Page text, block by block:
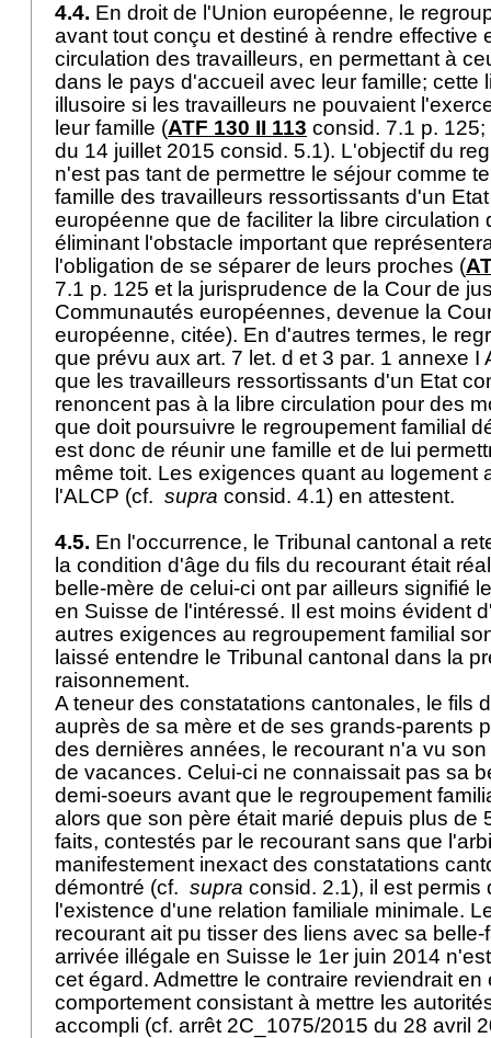
4.4. En droit de l'Union européenne, le
avant tout conçu et destiné à rendre effective
circulation des travailleurs, en permettant à
dans le pays d'accueil avec leur famille; cette
illusoire si les travailleurs ne pouvaient
leur famille (ATF 130 II 113 consid. 7.1 p.
du 14 juillet 2015 consid. 5.1). L'objectif du
n'est pas tant de permettre le séjour comme
famille des travailleurs ressortissants d'un
européenne que de faciliter la libre circulation
éliminant l'obstacle important que
l'obligation de se séparer de leurs proches (
7.1 p. 125 et la jurisprudence de la Cour de
Communautés européennes, devenue la
européenne, citée). En d'autres termes, le
que prévu aux art. 7 let. d et 3 par. 1 annexe I
que les travailleurs ressortissants d'un Etat
renoncent pas à la libre circulation pour des
que doit poursuivre le regroupement familial
est donc de réunir une famille et de lui
même toit. Les exigences quant au logement
l'ALCP (cf. supra consid. 4.1) en attestent.
4.5. En l'occurrence, le Tribunal cantonal a
la condition d'âge du fils du recourant était
belle-mère de celui-ci ont par ailleurs signifié
en Suisse de l'intéressé. Il est moins évident
autres exigences au regroupement familial
laissé entendre le Tribunal cantonal dans la
raisonnement.
A teneur des constatations cantonales, le fils
auprès de sa mère et de ses grands-parents
des dernières années, le recourant n'a vu
de vacances. Celui-ci ne connaissait pas sa
demi-soeurs avant que le regroupement
alors que son père était marié depuis plus de
faits, contestés par le recourant sans que
manifestement inexact des constatations
démontré (cf. supra consid. 2.1), il est permis
l'existence d'une relation familiale minimale.
recourant ait pu tisser des liens avec sa
arrivée illégale en Suisse le 1er juin 2014
cet égard. Admettre le contraire reviendrait en
comportement consistant à mettre les
accompli (cf. arrêt 2C_1075/2015 du 28 avril